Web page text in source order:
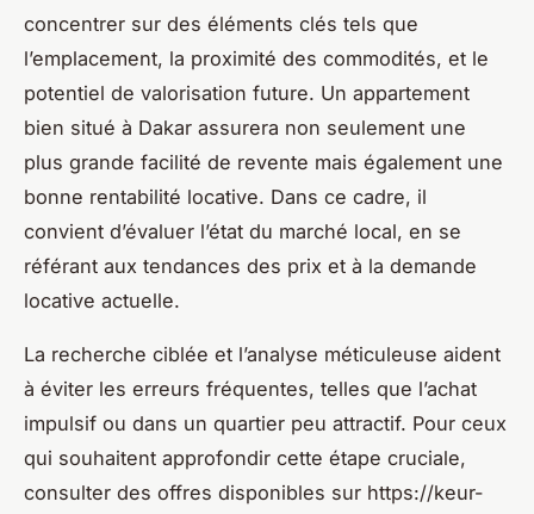
concentrer sur des éléments clés tels que
l’emplacement, la proximité des commodités, et le
potentiel de valorisation future. Un appartement
bien situé à Dakar assurera non seulement une
plus grande facilité de revente mais également une
bonne rentabilité locative. Dans ce cadre, il
convient d’évaluer l’état du marché local, en se
référant aux tendances des prix et à la demande
locative actuelle.
La recherche ciblée et l’analyse méticuleuse aident
à éviter les erreurs fréquentes, telles que l’achat
impulsif ou dans un quartier peu attractif. Pour ceux
qui souhaitent approfondir cette étape cruciale,
consulter des offres disponibles sur https://keur-